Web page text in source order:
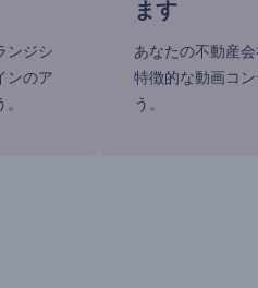
ンジシ
ンのア
ます
あなたの不動産会
特徴的な動画コ
う。